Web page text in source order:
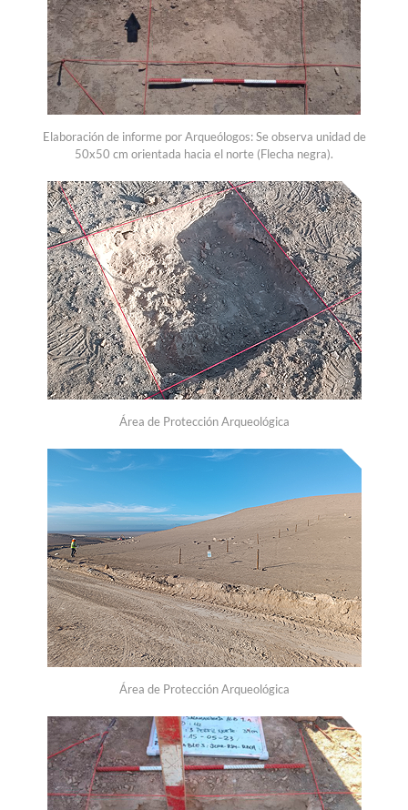
Elaboración de informe por Arqueólogos: Se observa unidad de
50x50 cm orientada hacia el norte (Flecha negra).
Área de Protección Arqueológica
Área de Protección Arqueológica